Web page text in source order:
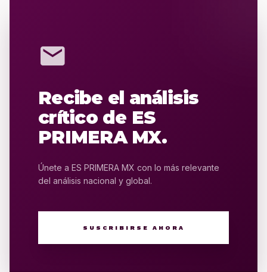
mail
Recibe el análisis
crítico de ES
PRIMERA MX.
Únete a ES PRIMERA MX con lo más relevante
del análisis nacional y global.
SUSCRIBIRSE AHORA